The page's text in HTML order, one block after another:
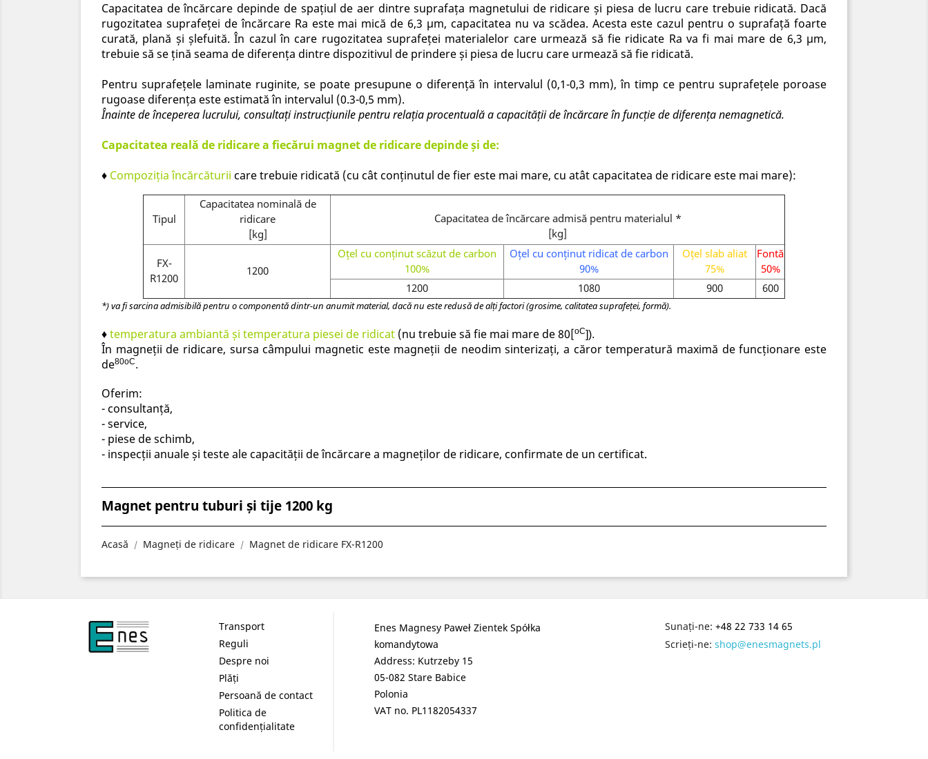
Capacitatea de încărcare depinde de spațiul de aer dintre suprafața magnetului de ridicare și piesa de lucru care trebuie ridicată. Dacă
rugozitatea suprafeței de încărcare Ra este mai mică de 6,3 μm, capacitatea nu va scădea. Acesta este cazul pentru o suprafață foarte
curată, plană și șlefuită. În cazul în care rugozitatea suprafeței materialelor care urmează să fie ridicate Ra va fi mai mare de 6,3 μm,
trebuie să se țină seama de diferența dintre dispozitivul de prindere și piesa de lucru care urmează să fie ridicată.
Pentru suprafețele laminate ruginite, se poate presupune o diferență în intervalul (0,1-0,3 mm), în timp ce pentru suprafețele poroase
rugoase diferența este estimată în intervalul (0.3-0,5 mm).
Înainte de începerea lucrului, consultați instrucțiunile pentru relația procentuală a capacității de încărcare în funcție de diferența nemagnetică.
Capacitatea reală de ridicare a fiecărui magnet de ridicare depinde și de:
♦ Compoziția încărcăturii care trebuie ridicată (cu cât conținutul de fier este mai mare, cu atât capacitatea de ridicare este mai mare):
Tipul
Capacitatea nominală de
ridicare
[kg]
Capacitatea de încărcare admisă pentru materialul *
[kg]
FX-
R1200
1200
Oțel cu conținut scăzut de carbon
100%
Oțel cu conținut ridicat de carbon
90%
Oțel slab aliat
75%
Fontă
50%
1200
1080 900 600
*) va fi sarcina admisibilă pentru o componentă dintr-un anumit material, dacă nu este redusă de alți factori (grosime, calitatea suprafeței, formă).
♦temperatura ambiantă și temperatura piesei de ridicat (nu trebuie să fie mai mare de 80[oC]).
În magneții de ridicare, sursa câmpului magnetic este magneții de neodim sinterizați, a căror temperatură maximă de funcționare este
de80oC.
Oferim:
- consultanță,
- service,
- piese de schimb,
- inspecții anuale și teste ale capacității de încărcare a magneților de ridicare, confirmate de un certificat.
Magnet pentru tuburi și tije 1200 kg
Acasă Magneți de ridicare Magnet de ridicare FX-R1200
Transport
Reguli
Despre noi
Plăți
Persoană de contact
Politica de
confidențialitate
Enes Magnesy Paweł Zientek Spółka
komandytowa
Address: Kutrzeby 15
05-082 Stare Babice
Polonia
VAT no. PL1182054337
Sunați-ne:+48 22 733 14 65
Scrieți-ne:shop@enesmagnets.pl